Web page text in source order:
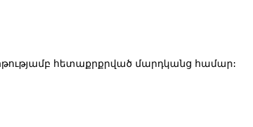
հետաքրքրված մարդկանց համար: